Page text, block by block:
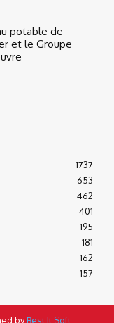
potable de
et le Groupe
1737
653
462
401
195
181
162
157
byBest It Soft